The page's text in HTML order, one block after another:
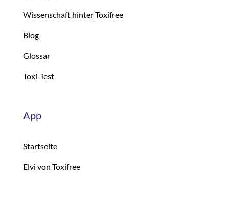
Wissenschaft hinter Toxifree
Blog
Glossar
Toxi-Test
App
Startseite
Elvi von Toxifree